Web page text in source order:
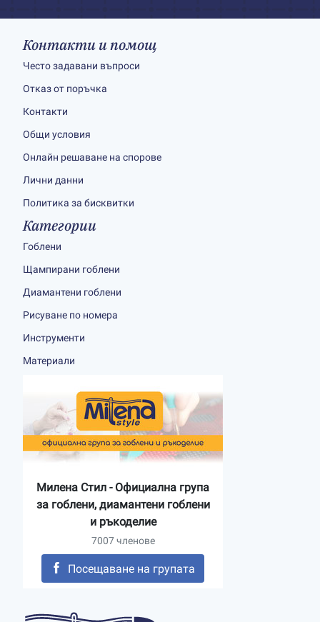
Контакти и помощ
Често задавани въпроси
Отказ от поръчка
Контакти
Общи условия
Онлайн решаване на спорове
Лични данни
Политика за бисквитки
Категории
Гоблени
Щампирани гоблени
Диамантени гоблени
Рисуване по номера
Инструменти
Материали
Милена Стил - Официална група
за гоблени, диамантени гоблени
и ръкоделие
7007 членове
Посещаване на групата